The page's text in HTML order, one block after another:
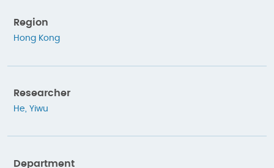
Region
Hong Kong
Researcher
He, Yiwu
Department